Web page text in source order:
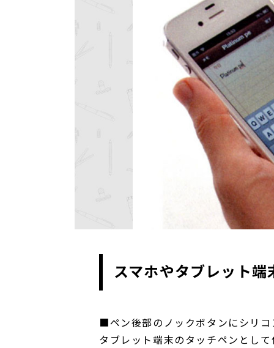
スマホやタブレット
■ペン後部のノックボタンにシリ
タブレット端末のタッチペンとし